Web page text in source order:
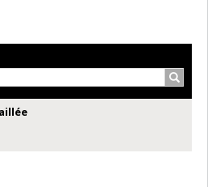
croissant
en ordre croissant